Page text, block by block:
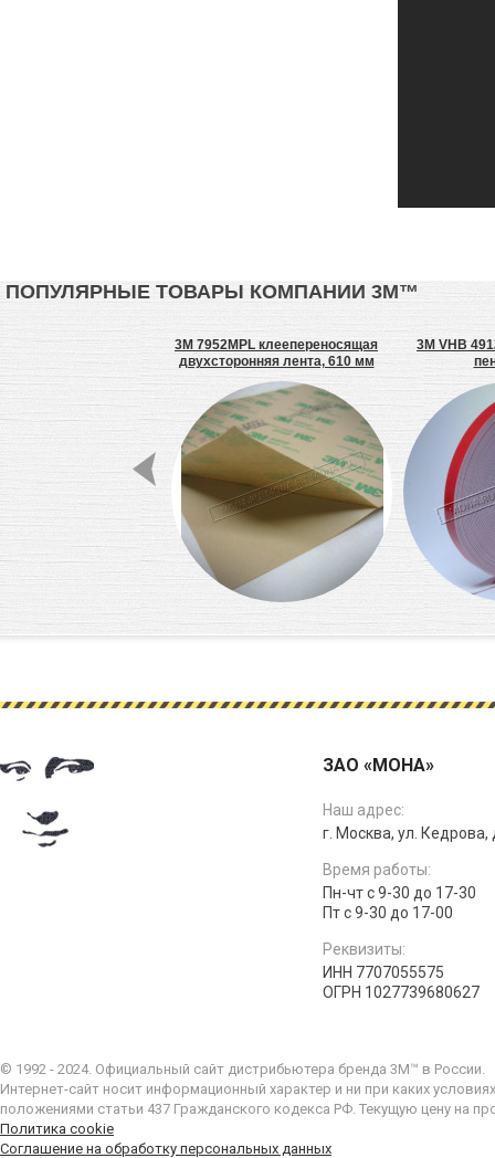
ПОПУЛЯРНЫЕ ТОВАРЫ КОМПАНИИ 3М™
RP32 лента, 20 мм,
3M 7952MPL клеепереносящая
двухсторонняя лента, 610 мм
3M VHB
ЗАО «МОНА»
Наш адрес:
г. Москва, ул. Кедрова,
Время работы:
Пн-чт с 9-30 до 17-30
Пт с 9-30 до 17-00
Реквизиты:
ИНН 7707055575
ОГРН 1027739680627
© 1992 - 2024. Официальный сайт дистрибьютера бренда 3M™ в России.
Интернет-сайт носит информационный характер и ни при каких
положениями статьи 437 Гражданского кодекса РФ. Текущую цену на
Политика cookie
Соглашение на обработку персональных данных